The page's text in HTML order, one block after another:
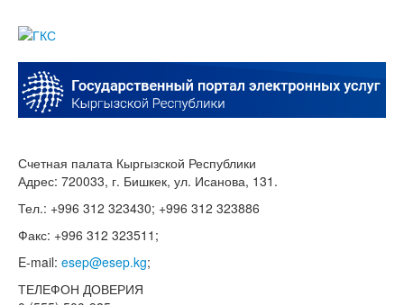
Счетная палата Кыргызской Республики
Адрес: 720033, г. Бишкек, ул. Исанова, 131.
Тел.: +996 312 323430; +996 312 323886
Факс: +996 312 323511;
E-mail: esep@esep.kg;
ТЕЛЕФОН ДОВЕРИЯ